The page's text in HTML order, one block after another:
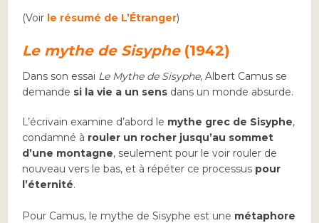
(Voir le résumé de L’Étranger)
Le mythe de Sisyphe(1942)
Dans son essai Le Mythe de Sisyphe, Albert Camus se
demande si la vie a un sens dans un monde absurde.
L’écrivain examine d’abord le mythe grec de Sisyphe,
condamné à rouler un rocher jusqu’au sommet
d’une montagne, seulement pour le voir rouler de
nouveau vers le bas, et à répéter ce processus pour
l’éternité.
Pour Camus, le mythe de Sisyphe est une métaphore